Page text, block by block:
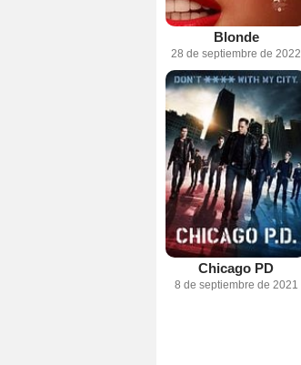
Blonde
28 de septiembre de 2022
Chicago PD
8 de septiembre de 2021